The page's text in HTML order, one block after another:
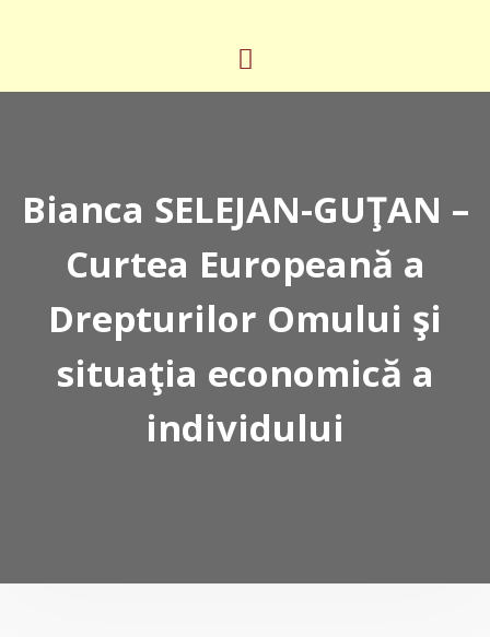
Bianca SELEJAN-GUŢAN –
Curtea Europeană a
Drepturilor Omului şi
situaţia economică a
individului